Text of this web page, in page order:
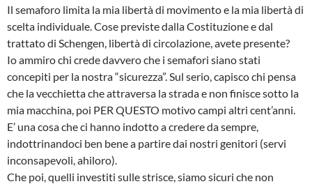
Il semaforo limita la mia libertà di movimento e la mia libertà di
scelta individuale. Cose previste dalla Costituzione e dal
trattato di Schengen, libertà di circolazione, avete presente?
Io ammiro chi crede davvero che i semafori siano stati
concepiti per la nostra “sicurezza”. Sul serio, capisco chi pensa
che la vecchietta che attraversa la strada e non finisce sotto la
mia macchina, poi PER QUESTO motivo campi altri cent’anni.
E’ una cosa che ci hanno indotto a credere da sempre,
indottrinandoci ben bene a partire dai nostri genitori (servi
inconsapevoli, ahiloro).
Che poi, quelli investiti sulle strisce, siamo sicuri che non